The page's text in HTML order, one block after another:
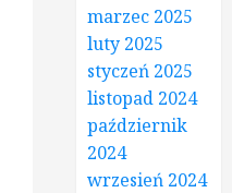
marzec 2025
luty 2025
styczeń 2025
listopad 2024
październik
2024
wrzesień 2024